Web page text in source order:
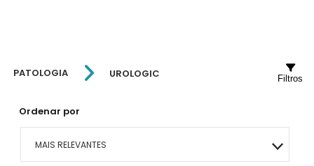
PATOLOGIA UROLOGIC
Ordenar por
MAIS RELEVANTES
Filtros